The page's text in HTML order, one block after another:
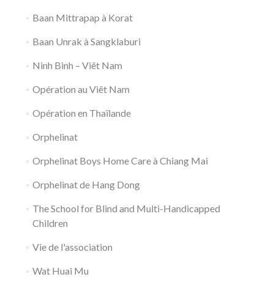
Baan Mittrapap à Korat
Baan Unrak à Sangklaburi
Ninh Binh – Viêt Nam
Opération au Viêt Nam
Opération en Thaïlande
Orphelinat
Orphelinat Boys Home Care à Chiang Mai
Orphelinat de Hang Dong
The School for Blind and Multi-Handicapped
Children
Vie de l'association
Wat Huai Mu